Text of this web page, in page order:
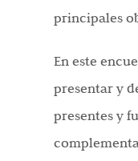
principales
En este
presentar y
presentes y